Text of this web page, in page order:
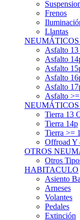
Frenos
Llantas
Asfalto
Asfalto
Asfalto
Asfalto
Asfalto
Asfalto
Tierra 13
Tierra 14p
Tierra >=
Offroad Y
OTROS
Otros
HABITACULO
Asiento
Arneses
Volantes
Pedales
Extinción